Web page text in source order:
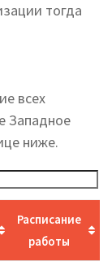
тогда
всех
Западное
ниже.
Расписание
работы